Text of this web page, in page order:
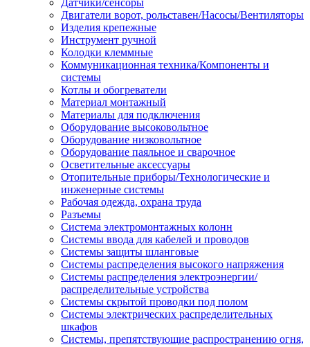
Датчики/сенсоры
Двигатели ворот, рольставен/Насосы/Вентиляторы
Изделия крепежные
Инструмент ручной
Колодки клеммные
Коммуникационная техника/Компоненты и
системы
Котлы и обогреватели
Материал монтажный
Материалы для подключения
Оборудование высоковольтное
Оборудование низковольтное
Оборудование паяльное и сварочное
Осветительные аксессуары
Отопительные приборы/Технологические и
инженерные системы
Рабочая одежда, охрана труда
Разъемы
Система электромонтажных колонн
Системы ввода для кабелей и проводов
Системы защиты шланговые
Системы распределения высокого напряжения
Системы распределения электроэнергии/
распределительные устройства
Системы скрытой проводки под полом
Системы электрических распределительных
шкафов
Системы, препятствующие распространению огня,